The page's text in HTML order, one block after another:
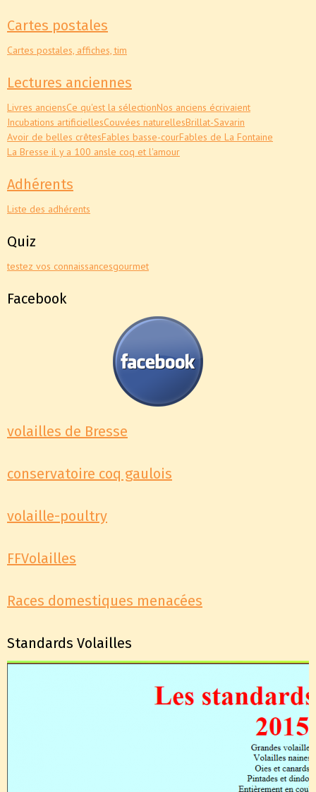
Cartes postales
Cartes postales, affiches, tim
Lectures anciennes
Livres anciensCe qu'est la sélectionNos anciens écrivaient
Incubations artificiellesCouvées naturellesBrillat-Savarin
Avoir de belles crêtesFables basse-courFables de La Fontaine
La Bresse il y a 100 ansle coq et l'amour
Adhérents
Liste des adhérents
Quiz
testez vos connaissancesgourmet
Facebook
volailles de Bresse
conservatoire coq gaulois
volaille-poultry
FFVolailles
Races domestiques menacées
Standards Volailles